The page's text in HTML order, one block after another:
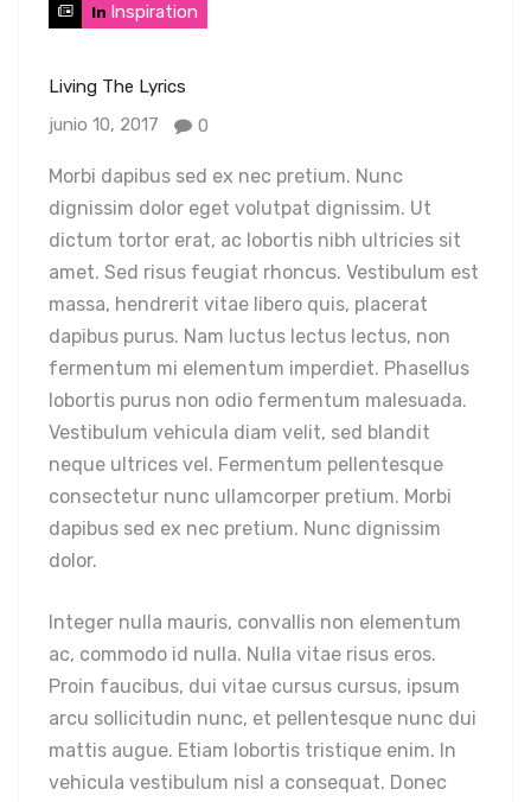
In Inspiration
Living The Lyrics
junio 10, 2017
0
Morbi dapibus sed ex nec pretium. Nunc
dignissim dolor eget volutpat dignissim. Ut
dictum tortor erat, ac lobortis nibh ultricies sit
amet. Sed risus feugiat rhoncus. Vestibulum est
massa, hendrerit vitae libero quis, placerat
dapibus purus. Nam luctus lectus lectus, non
fermentum mi elementum imperdiet. Phasellus
lobortis purus non odio fermentum malesuada.
Vestibulum vehicula diam velit, sed blandit
neque ultrices vel. Fermentum pellentesque
consectetur nunc ullamcorper pretium. Morbi
dapibus sed ex nec pretium. Nunc dignissim
dolor.
Integer nulla mauris, convallis non elementum
ac, commodo id nulla. Nulla vitae risus eros.
Proin faucibus, dui vitae cursus cursus, ipsum
arcu sollicitudin nunc, et pellentesque nunc dui
mattis augue. Etiam lobortis tristique enim. In
vehicula vestibulum nisl a consequat. Donec